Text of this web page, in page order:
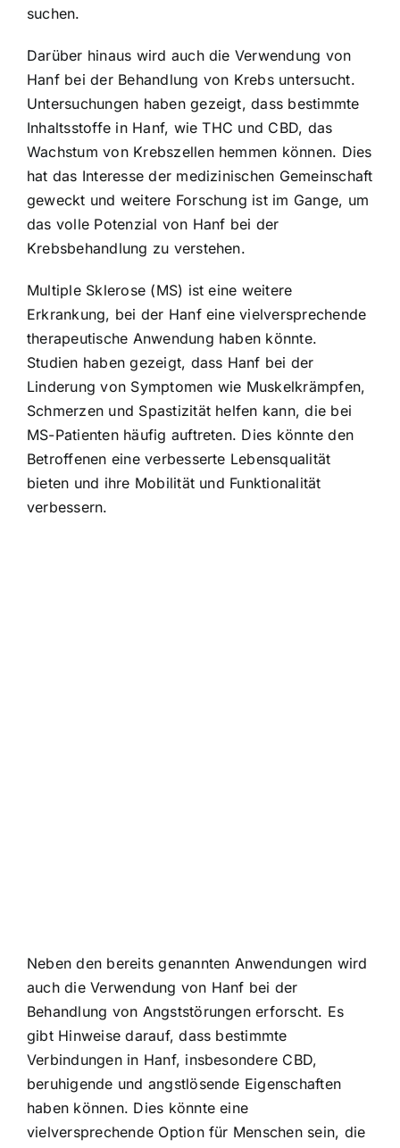
suchen.
Darüber hinaus wird auch die Verwendung von
Hanf bei der Behandlung von Krebs untersucht.
Untersuchungen haben gezeigt, dass bestimmte
Inhaltsstoffe in Hanf, wie THC und CBD, das
Wachstum von Krebszellen hemmen können. Dies
hat das Interesse der medizinischen Gemeinschaft
geweckt und weitere Forschung ist im Gange, um
das volle Potenzial von Hanf bei der
Krebsbehandlung zu verstehen.
Multiple Sklerose (MS) ist eine weitere
Erkrankung, bei der Hanf eine vielversprechende
therapeutische Anwendung haben könnte.
Studien haben gezeigt, dass Hanf bei der
Linderung von Symptomen wie Muskelkrämpfen,
Schmerzen und Spastizität helfen kann, die bei
MS-Patienten häufig auftreten. Dies könnte den
Betroffenen eine verbesserte Lebensqualität
bieten und ihre Mobilität und Funktionalität
verbessern.
Neben den bereits genannten Anwendungen wird
auch die Verwendung von Hanf bei der
Behandlung von Angststörungen erforscht. Es
gibt Hinweise darauf, dass bestimmte
Verbindungen in Hanf, insbesondere CBD,
beruhigende und angstlösende Eigenschaften
haben können. Dies könnte eine
vielversprechende Option für Menschen sein, die